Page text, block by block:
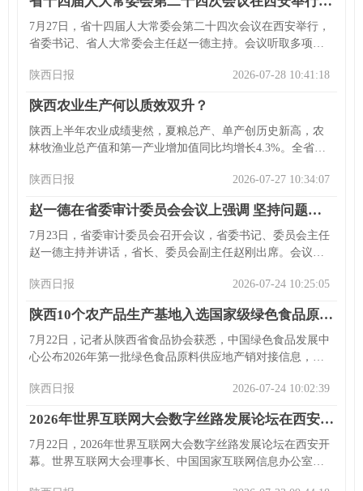
第一机动总队某部等，希望部队贯彻强军思想，推进练兵备
战。二人强调全省各级党委和政府要贯彻习近平总书记关于
双拥工作的重要论述，支持国防和军队建设，巩固军政军民
7月27日，省十四届人大常委会第二十四次会议在西安举行，
省委书记、省人大常委会主任赵一德主持。会议听取多项报
例、省秦岭生态环境保护条例实施情况报告，以及多部门关
告。分组会议审议多项草案及议案，会前还邀请专家作专题
讲座，多位领导出席或列席会议。
陕西日报 2026-07-28 10:41:18
陕西农业生产何以质效双升？
陕西上半年农业成绩斐然，夏粮总产、单产创历史新高，农
林牧渔业总产值和第一产业增加值同比均增长4.3%。全省克
械化、“藏粮于地”“藏粮于技”实现丰收。秋粮形势向好，特色
收，农村集体经济增长。下半年虽有挑战，但陕西农业有望
在复杂局面中开创新篇。
陕西日报 2026-07-27 10:34:07
赵一德在省委审计委员会会议上强调 坚持问题导向加大审计监督力度 更好服务保障全省高质量发展现代化建设
7月23日，省委审计委员会召开会议，省委书记、委员会主任
赵一德主持并讲话，省长、委员会副主任赵刚出席。会议深
关文件，研究部署下一步重点工作。赵一德肯定今年全省审
力度，在推动政策落实、防范风险、保障民生、规范权力运
行等方面持续发力，提升审计工作水平，落实整改长效机
制，加强党对审计工作的全面领导。省领导及委员会成员单
陕西日报 2026-07-24 10:25:05
陕西10个农产品生产基地入选国家级绿色食品原料供应地
7月22日，记者从陕西省食品协会获悉，中国绿色食品发展中
心公布2026年第一批绿色食品原料供应地产销对接信息，陕
来陕西推进农业绿色高质量发展，构建绿色原料生产体系，
陕西日报 2026-07-24 10:02:39
2026年世界互联网大会数字丝路发展论坛在西安开幕
7月22日，2026年世界互联网大会数字丝路发展论坛在西安开
幕。世界互联网大会理事长、中国国家互联网信息办公室主